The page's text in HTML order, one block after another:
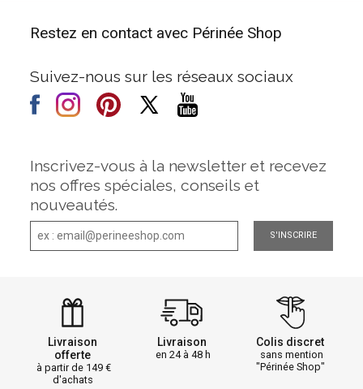
Restez en contact avec Périnée Shop
Suivez-nous sur les réseaux sociaux
Inscrivez-vous à la newsletter et recevez
nos offres spéciales, conseils et
nouveautés.
S'INSCRIRE
Livraison
offerte
à partir de 149
d'achats
Livraison
en 24 à 48 h
Colis discret
sans mention
"Périnée Shop"